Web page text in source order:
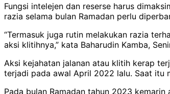
Fungsi intelejen dan reserse harus
razia selama bulan Ramadan perlu
“Termasuk juga rutin melakukan razia
aksi klitihnya,” kata Baharudin Kamba,
Aksi kejahatan jalanan atau klitih kerap
terjadi pada awal April 2022 lalu. Saat itu
Pada bulan Ramadan tahun 2023